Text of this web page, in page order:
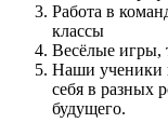
Работа в
классы
Весёлые игры,
Наши ученики
себя в разных
будущего.